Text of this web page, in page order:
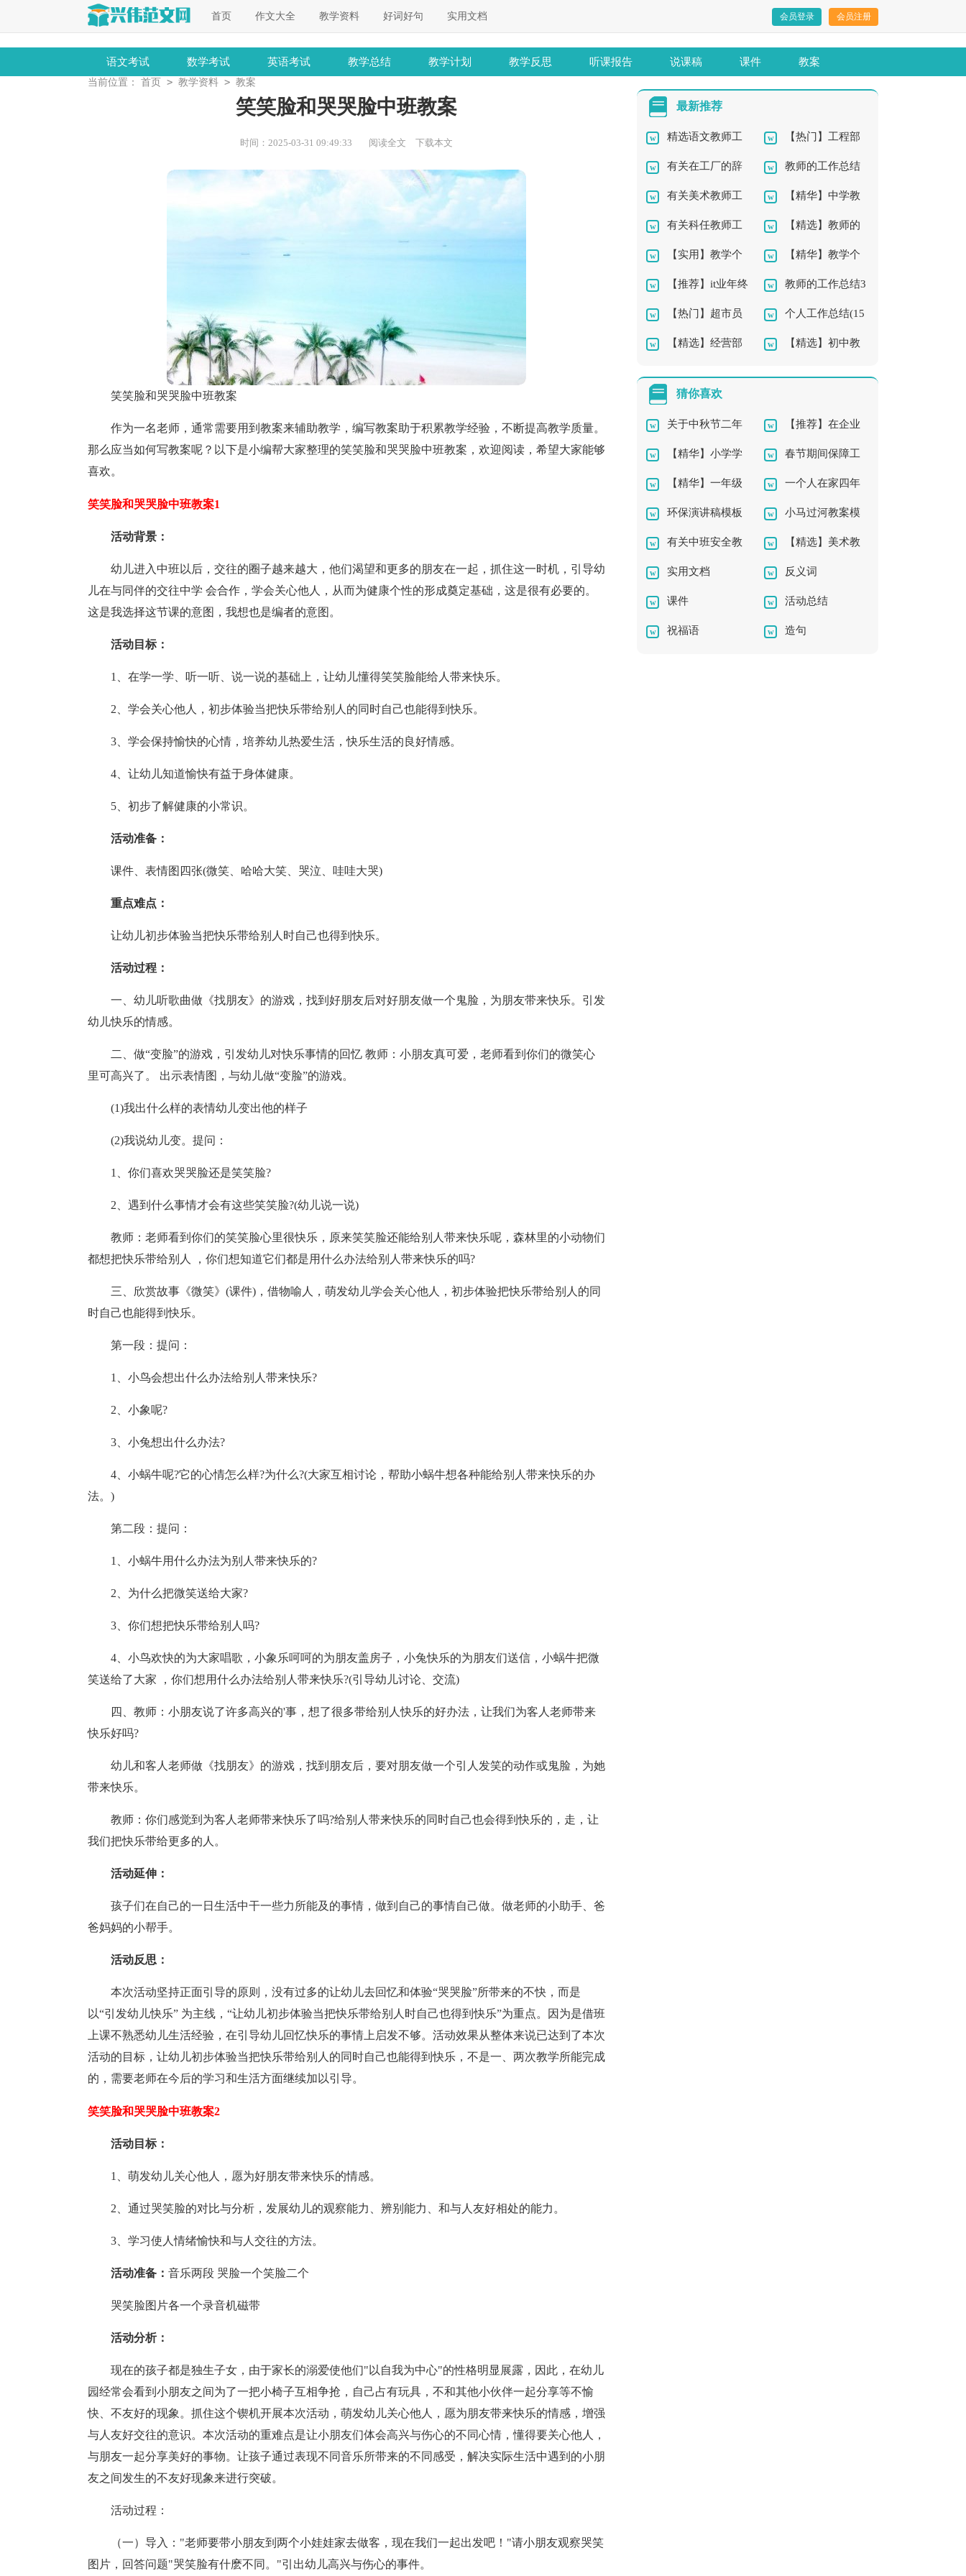
首页 作文大全 教学资料 好词好句 实用文档 会员登录 会员注册
语文考试 数学考试 英语考试 教学总结 教学计划 教学反思 听课报告 说课稿 课件 教案
当前位置： 首页 > 教学资料 > 教案
笑笑脸和哭哭脸中班教案
时间：2025-03-31 09:49:33 阅读全文 下载本文
笑笑脸和哭哭脸中班教案
作为一名老师，通常需要用到教案来辅助教学，编写教案助于积累教学经验，不断提高教学质量。
那么应当如何写教案呢？以下是小编帮大家整理的笑笑脸和哭哭脸中班教案，欢迎阅读，希望大家能够
喜欢。
笑笑脸和哭哭脸中班教案1
活动背景：
幼儿进入中班以后，交往的圈子越来越大，他们渴望和更多的朋友在一起，抓住这一时机，引导幼
儿在与同伴的交往中学 会合作，学会关心他人，从而为健康个性的形成奠定基础，这是很有必要的。
这是我选择这节课的意图，我想也是编者的意图。
活动目标：
1、在学一学、听一听、说一说的基础上，让幼儿懂得笑笑脸能给人带来快乐。
2、学会关心他人，初步体验当把快乐带给别人的同时自己也能得到快乐。
3、学会保持愉快的心情，培养幼儿热爱生活，快乐生活的良好情感。
4、让幼儿知道愉快有益于身体健康。
5、初步了解健康的小常识。
活动准备：
课件、表情图四张(微笑、哈哈大笑、哭泣、哇哇大哭)
重点难点：
让幼儿初步体验当把快乐带给别人时自己也得到快乐。
活动过程：
一、幼儿听歌曲做《找朋友》的游戏，找到好朋友后对好朋友做一个鬼脸，为朋友带来快乐。引发
幼儿快乐的情感。
二、做“变脸”的游戏，引发幼儿对快乐事情的回忆 教师：小朋友真可爱，老师看到你们的微笑心
里可高兴了。 出示表情图，与幼儿做“变脸”的游戏。
(1)我出什么样的表情幼儿变出他的样子
(2)我说幼儿变。提问：
1、你们喜欢哭哭脸还是笑笑脸?
2、遇到什么事情才会有这些笑笑脸?(幼儿说一说)
教师：老师看到你们的笑笑脸心里很快乐，原来笑笑脸还能给别人带来快乐呢，森林里的小动物们
都想把快乐带给别人 ，你们想知道它们都是用什么办法给别人带来快乐的吗?
三、欣赏故事《微笑》(课件)，借物喻人，萌发幼儿学会关心他人，初步体验把快乐带给别人的同
时自己也能得到快乐。
第一段：提问：
1、小鸟会想出什么办法给别人带来快乐?
2、小象呢?
3、小兔想出什么办法?
4、小蜗牛呢?它的心情怎么样?为什么?(大家互相讨论，帮助小蜗牛想各种能给别人带来快乐的办
法。)
第二段：提问：
1、小蜗牛用什么办法为别人带来快乐的?
2、为什么把微笑送给大家?
3、你们想把快乐带给别人吗?
4、小鸟欢快的为大家唱歌，小象乐呵呵的为朋友盖房子，小兔快乐的为朋友们送信，小蜗牛把微
笑送给了大家 ，你们想用什么办法给别人带来快乐?(引导幼儿讨论、交流)
四、教师：小朋友说了许多高兴的'事，想了很多带给别人快乐的好办法，让我们为客人老师带来
快乐好吗?
幼儿和客人老师做《找朋友》的游戏，找到朋友后，要对朋友做一个引人发笑的动作或鬼脸，为她
带来快乐。
教师：你们感觉到为客人老师带来快乐了吗?给别人带来快乐的同时自己也会得到快乐的，走，让
我们把快乐带给更多的人。
活动延伸：
孩子们在自己的一日生活中干一些力所能及的事情，做到自己的事情自己做。做老师的小助手、爸
爸妈妈的小帮手。
活动反思：
本次活动坚持正面引导的原则，没有过多的让幼儿去回忆和体验“哭哭脸”所带来的不快，而是
以“引发幼儿快乐” 为主线，“让幼儿初步体验当把快乐带给别人时自己也得到快乐”为重点。因为是借班
上课不熟悉幼儿生活经验，在引导幼儿回忆快乐的事情上启发不够。活动效果从整体来说已达到了本次
活动的目标，让幼儿初步体验当把快乐带给别人的同时自己也能得到快乐，不是一、两次教学所能完成
的，需要老师在今后的学习和生活方面继续加以引导。
笑笑脸和哭哭脸中班教案2
活动目标：
1、萌发幼儿关心他人，愿为好朋友带来快乐的情感。
2、通过哭笑脸的对比与分析，发展幼儿的观察能力、辨别能力、和与人友好相处的能力。
3、学习使人情绪愉快和与人交往的方法。
活动准备： 音乐两段 哭脸一个笑脸二个
哭笑脸图片各一个录音机磁带
活动分析：
现在的孩子都是独生子女，由于家长的溺爱使他们"以自我为中心"的性格明显展露，因此，在幼儿
园经常会看到小朋友之间为了一把小椅子互相争抢，自己占有玩具，不和其他小伙伴一起分享等不愉
快、不友好的现象。抓住这个锲机开展本次活动，萌发幼儿关心他人，愿为朋友带来快乐的情感，增强
与人友好交往的意识。本次活动的重难点是让小朋友们体会高兴与伤心的不同心情，懂得要关心他人，
与朋友一起分享美好的事物。让孩子通过表现不同音乐所带来的不同感受，解决实际生活中遇到的小朋
友之间发生的不友好现象来进行突破。
活动过程：
（一）导入："老师要带小朋友到两个小娃娃家去做客，现在我们一起出发吧！"请小朋友观察哭笑
图片，回答问题"哭笑脸有什麽不同。"引出幼儿高兴与伤心的事件。
最新推荐
精选语文教师工
作总结9篇
【热门】工程部
年终工作总结4篇
有关在工厂的辞
职报告4篇
教师的工作总结
集锦10篇
有关美术教师工
作总结四篇
【精华】中学教
师工作总结9篇
有关科任教师工
作总结4篇
【精选】教师的
工作总结四篇
【实用】教学个
人工作总结4篇
【精华】教学个
人工作总结3篇
【推荐】it业年终
工作总结四篇
教师的工作总结3
篇
【热门】超市员
工辞职报告
个人工作总结(15
篇)
【精选】经营部 【精选】初中教
猜你喜欢
关于中秋节二年
级作文锦集五篇
【推荐】在企业
辞职报告四篇
【精华】小学学
作文400字集锦八篇
春节期间保障工
作方案
【精华】一年级
作文锦集5篇
一个人在家四年
级作文合集六篇
环保演讲稿模板
锦集8篇
小马过河教案模
板八篇
有关中班安全教
案四篇
【精选】美术教
案模板集合9篇
实用文档 反义词
课件 活动总结
祝福语 造句